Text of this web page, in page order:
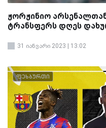
ჟორჟინიო
ტრანსფერს დღეს
31 იანვარი 2023 | 13:02
ფეხბურთი